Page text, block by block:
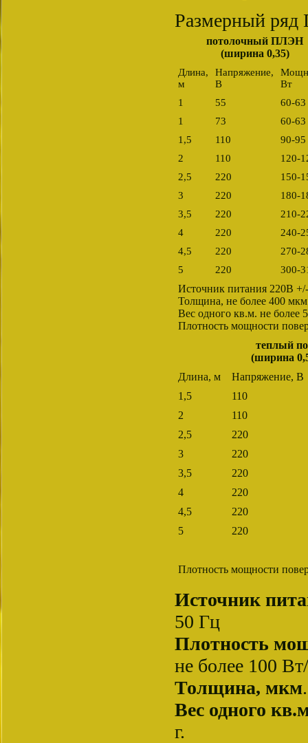
Размерный
потолочный ПЛЭН
(ширина 0,35)
Длина,
м
Напряжение,
В
Вт
1
55
60-63
1
73
60-63
1,5
110
90-95
2
110
120-
2,5
220
150-
3
220
180-
3,5
220
210-
4
220
240-
4,5
220
270-
5
220 300-
Источник питания 220В
Толщина, не более 400 мкм
Вес одного кв.м. не более
Плотность мощности
теплый
(ширина
Длина, м
Напряжение, В
1,5
110
2
110
2,5
220
3
220
3,5
220
4
220
4,5
220
5
220
Плотность мощности
Источник
50 Гц
Плотность
не более 100
Толщина, мкм
Вес одного
г.